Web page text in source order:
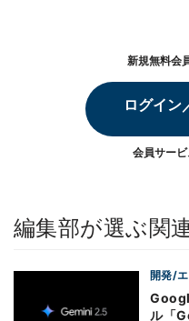
新規無料会
ログイン
会員サー
編集部が選ぶ関
開発/
ル「